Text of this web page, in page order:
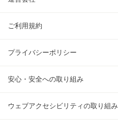
ご利用規約
プライバシーポリシー
安心・安全への取り組み
ウェブアクセシビリティの取り組み